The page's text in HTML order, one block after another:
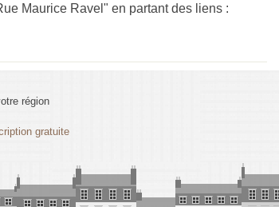
Maurice Ravel" en partant des liens :
région
gratuite